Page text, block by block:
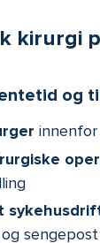
kirurgi
og
sengepost